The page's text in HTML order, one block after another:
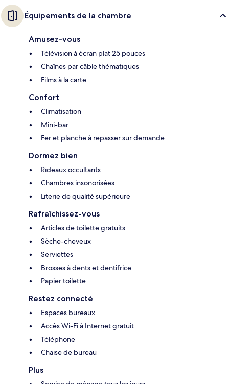
Équipements de la chambre
Amusez-vous
Télévision à écran plat 25 pouces
Chaînes par câble thématiques
Films à la carte
Confort
Climatisation
Mini-bar
Fer et planche à repasser sur demande
Dormez bien
Rideaux occultants
Chambres insonorisées
Literie de qualité supérieure
Rafraîchissez-vous
Articles de toilette gratuits
Sèche-cheveux
Serviettes
Brosses à dents et dentifrice
Papier toilette
Restez connecté
Espaces bureaux
Accès Wi-Fi à Internet gratuit
Téléphone
Chaise de bureau
Plus